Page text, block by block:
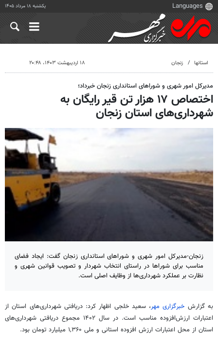
یکشنبه ۱۸ مرداد ۱۴۰۵
استانها زنجان ۱۸ اردیبهشت ۱۴۰۳، ۲۰:۴۸
مدیرکل امور شهری و شوراهای استانداری زنجان خبرداد؛
اختصاص ۱۷ هزار تن قیر رایگان به
شهرداری‌های استان زنجان
زنجان-مدیرکل امور شهری و شوراهای استانداری زنجان گفت: ایجاد فضای
مناسب برای شوراها در راستای انتخاب شهردار و تصویب قوانین شهری و
نظارت بر عملکرد شهرداری‌ها از وظایف اصلی است.
به گزارش خبرگزاری مهر، سعید خلجی اظهار کرد: دریافتی شهرداری‌های استان از
اعتبارات ارزش‌افزوده مناسب است. در سال ۱۴۰۲ مجموع دریافتی شهرداری‌های
استان از محل اعتبارات ارزش افزوده استانی و ملی ۱,۳۶۰ میلیارد تومان بود.